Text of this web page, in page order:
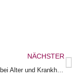
NÄCHSTER
Betreuung bei Alter und Krankheit: Wenn sie nicht vorsorgen, könnten u.U. fremde Menschen für sie entscheiden(müssen).